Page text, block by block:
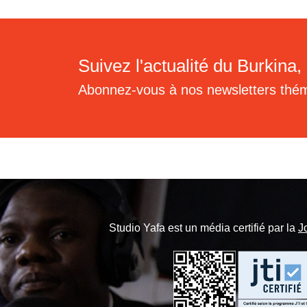
Suivez l'actualité du
Abonnez-vous à nos newsletters
Studio Yafa est un média certifié par la